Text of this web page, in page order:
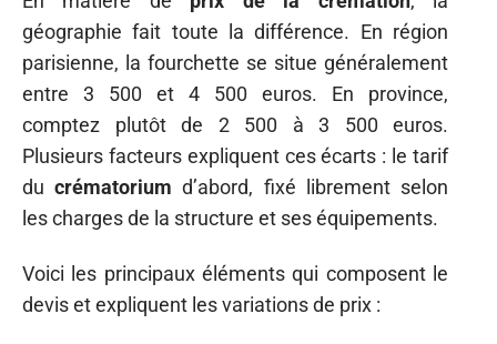
géographie fait toute la différence. En région
parisienne, la fourchette se situe généralement
entre 3 500 et 4 500 euros. En province,
comptez plutôt de 2 500 à 3 500 euros.
Plusieurs facteurs expliquent ces écarts : le tarif
ducrématorium d’abord, fixé librement selon
les charges de la structure et ses équipements.
Voici les principaux éléments qui composent le
devis et expliquent les variations de prix :